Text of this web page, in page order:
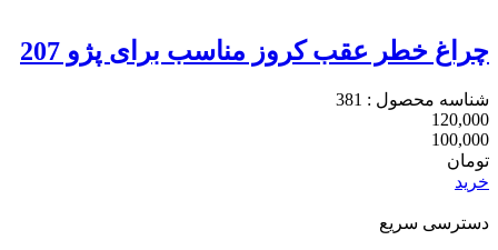
چراغ خطر عقب کروز مناسب برای پژو 207
شناسه محصول : 381
120,000
100,000
تومان
خرید
دسترسی سریع